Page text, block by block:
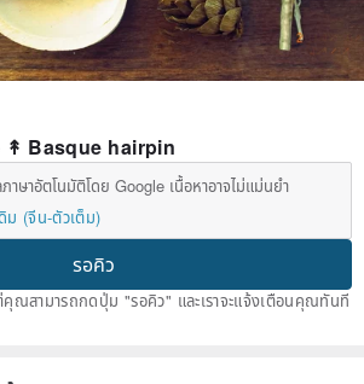
Basque hairpin
ษาอัตโนมัติโดย Google เนื้อหาอาจไม่แม่นยำ
ม (จีน-ตัวเต็ม)
รอคิว
ณสามารถกดปุ่ม "รอคิว" และเราจะแจ้งเตือนคุณทันที